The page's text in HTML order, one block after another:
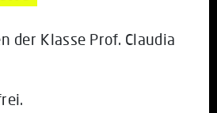
der Klasse Prof. Claudia